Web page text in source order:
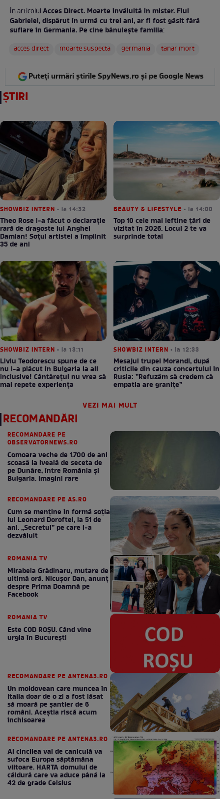
În articolulAcces Direct. Moarte învăluită în mister. Fiul
Gabrielei, dispărut în urmă cu trei ani, ar fi fost găsit fără
suflare în Germania. Pe cine bănuiește familia:
acces direct
moarte suspecta germania tanar mort
Puteți urmări știrile SpyNews.ro și pe Google News
ȘTIRI
SHOWBIZ INTERN • la 14:32
Theo Rose i-a făcut o declarație
rară de dragoste lui Anghel
Damian! Soțul artistei a împlinit
35 de ani
BEAUTY & LIFESTYLE • la 14:00
Top 10 cele mai ieftine țări de
vizitat în 2026. Locul 2 te va
surprinde total
SHOWBIZ INTERN • la 13:11
Liviu Teodorescu spune de ce
nu i-a plăcut în Bulgaria la all
inclusive! Cântărețul nu vrea să
mai repete experiența
SHOWBIZ INTERN • la 12:33
Mesajul trupei Morandi, după
criticile din cauza concertului în
Rusia: ”Refuzăm să credem că
empatia are granițe”
VEZI MAI MULT
RECOMANDĂRI
RECOMANDARE PE
OBSERVATORNEWS.RO
Comoara veche de 1.700 de ani
scoasă la iveală de seceta de
pe Dunăre, între România şi
Bulgaria. Imagini rare
RECOMANDARE PE AS.RO
Cum se menţine în formă soţia
lui Leonard Doroftei, la 51 de
ani. „Secretul” pe care l-a
dezvăluit
ROMANIA TV
Mirabela Grădinaru, mutare de
ultimă oră. Nicuşor Dan, anunţ
despre Prima Doamnă pe
Facebook
ROMANIA TV
Este COD ROŞU. Când vine
urgia în Bucureşti
RECOMANDARE PE ANTENA3.RO
Un moldovean care muncea în
Italia doar de o zi a fost lăsat
să moară pe şantier de 6
români. Aceștia riscă acum
închisoarea
RECOMANDARE PE ANTENA3.RO
Al cincilea val de caniculă va
sufoca Europa săptămâna
viitoare. HARTA domului de
căldură care va aduce până la
42 de grade Celsius